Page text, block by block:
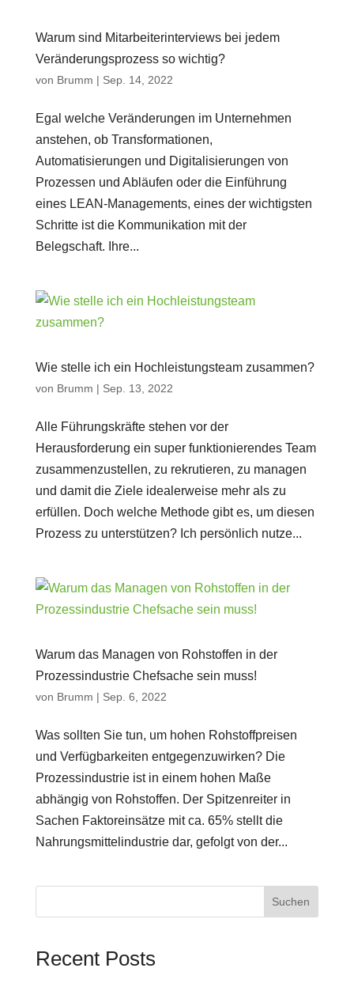
Warum sind Mitarbeiterinterviews bei jedem
Veränderungsprozess so wichtig?
von Brumm | Sep. 14, 2022
Egal welche Veränderungen im Unternehmen
anstehen, ob Transformationen,
Automatisierungen und Digitalisierungen von
Prozessen und Abläufen oder die Einführung
eines LEAN-Managements, eines der wichtigsten
Schritte ist die Kommunikation mit der
Belegschaft. Ihre...
Wie stelle ich ein Hochleistungsteam zusammen?
von Brumm | Sep. 13, 2022
Alle Führungskräfte stehen vor der
Herausforderung ein super funktionierendes Team
zusammenzustellen, zu rekrutieren, zu managen
und damit die Ziele idealerweise mehr als zu
erfüllen. Doch welche Methode gibt es, um diesen
Prozess zu unterstützen? Ich persönlich nutze...
Warum das Managen von Rohstoffen in der
Prozessindustrie Chefsache sein muss!
von Brumm | Sep. 6, 2022
Was sollten Sie tun, um hohen Rohstoffpreisen
und Verfügbarkeiten entgegenzuwirken? Die
Prozessindustrie ist in einem hohen Maße
abhängig von Rohstoffen. Der Spitzenreiter in
Sachen Faktoreinsätze mit ca. 65% stellt die
Nahrungsmittelindustrie dar, gefolgt von der...
Suchen
Recent Posts